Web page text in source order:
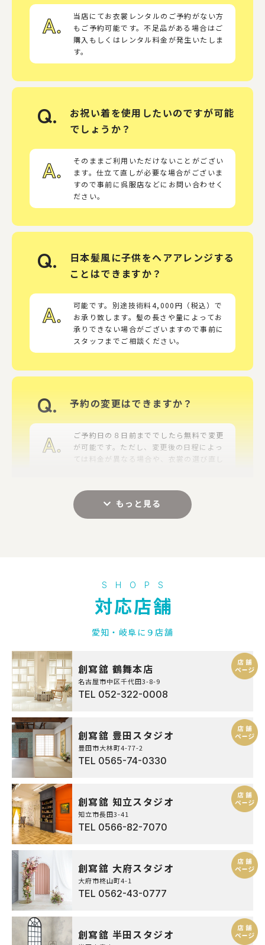
A.
当店にてお衣裳レンタルのご予約がない方
もご予約可能です。不足品がある場合はご
購入もしくはレンタル料金が発生いたしま
す。
Q.
お祝い着を使用したいのですが可能
でしょうか？
A.
そのままご利用いただけないことがござい
ます。仕立て直しが必要な場合がございま
すので事前に呉服店などにお問い合わせく
ださい。
Q.
日本髪風に子供をヘアアレンジする
ことはできますか？
A.
可能です。別途技術料4,000円（税込）で
お承り致します。髪の長さや量によってお
承りできない場合がございますので事前に
スタッフまでご相談ください。
Q. 予約の変更はできますか？
A.
ご予約日の８日前まででしたら無料で変更
が可能です。ただし、変更後の日程によっ
ては料金が異なる場合や、衣裳の選び直し
生いたします。
ご成約時に、お申込金として3,000円（税
込）いただいております。
Q.
衣裳を汚してしまった。どうすれば
よいですか？
A.
修費の実費を請求させていただく場合がご
ざいます。
Q.
返却はどのようにしたらいいです
か？
A.
夫です。脱いでお戻しの際は一式まとめて
お持ちください。
予約のキャンセルをした場合、キャ
SHOPS
対応店舗
愛知・岐阜に９店舗
創寫舘 鶴舞本店
名古屋市中区千代田3-8-9
TEL 052-322-0008
創寫舘 豊田スタジオ
豊田市大林町4-77-2
TEL 0565-74-0330
創寫舘 知立スタジオ
知立市長田3-41
TEL 0566-82-7070
創寫舘 大府スタジオ
大府市柊山町4-1
TEL 0562-43-0777
創寫舘 半田スタジオ